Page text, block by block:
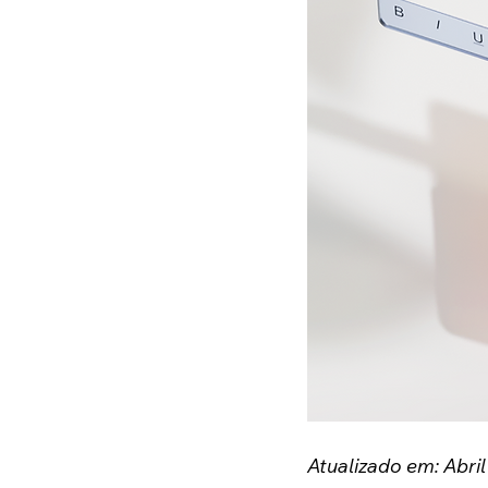
Atualizado em: